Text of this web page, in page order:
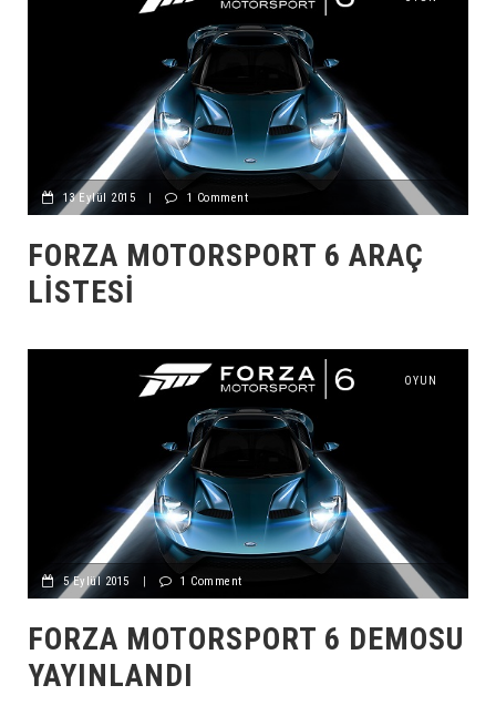
13 Eylül 2015 1 Comment
FORZA MOTORSPORT 6 ARAÇ
LISTESI
OYUN
5 Eylül 2015 1 Comment
FORZA MOTORSPORT 6 DEMOSU
YAYINLANDI